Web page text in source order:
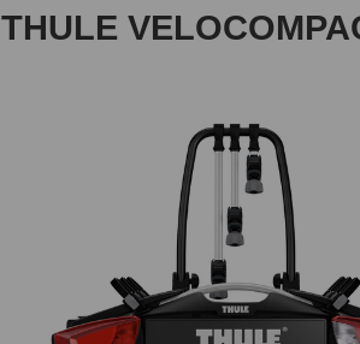
THULE